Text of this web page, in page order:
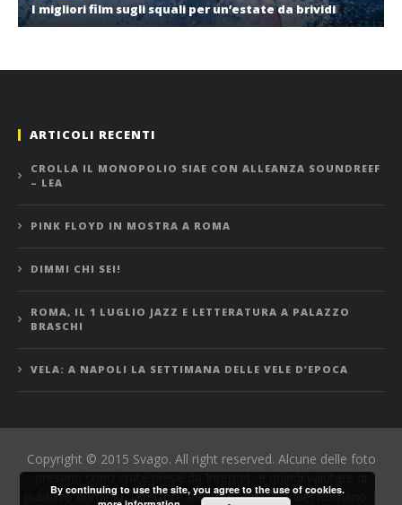
I migliori film sugli squali per un’estate da brividi
ARTICOLI RECENTI
CROLLA IL MONOPOLIO SIAE CON ALLEANZA SOUNDREEF
– LEA
PINK FLOYD IN MOSTRA A ROMA
DIMMI CHI SEI!
ROMA, IL 1 LUGLIO JAZZ E LETTERATURA A PALAZZO
BRASCHI
VELA: A NAPOLI LA SETTIMANA DELLE VELE D’EPOCA
Copyright © 2015 Svago. All right reserved. Alcune delle foto
pubblico dominio. Direttore Responsabile: Manuel Romano |
By continuing to use the site, you agree to the use of cookies.